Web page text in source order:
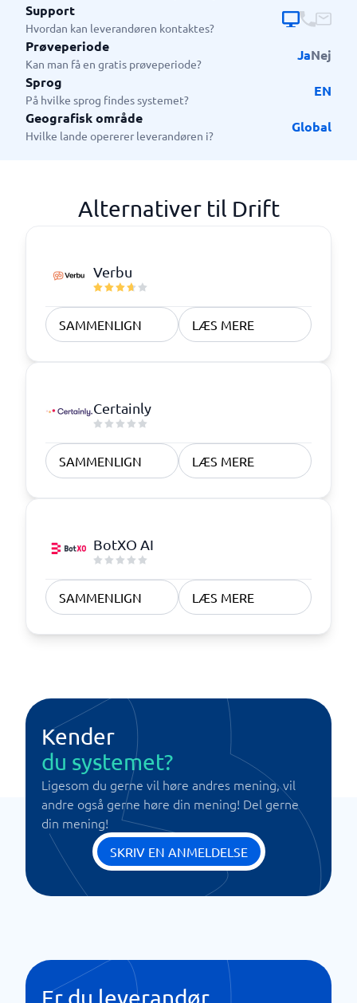
indsats. Drift fungerer godt både for små og
mellemstore virksomheder, der ønsker at skalere
deres salgsindsats, og for større virksomheder, der
ønsker at effektivisere pipeline management og
samarbejde mellem marketing og salg.
Support
Hvordan kan leverandøren kontaktes?
Prøveperiode
Kan man få en gratis prøveperiode?
JaNej
Sprog
På hvilke sprog findes systemet?
EN
Geografisk område
Hvilke lande opererer leverandøren i?
Global
Alternativer til Drift
Verbu
SAMMENLIGN LÆS MERE
Certainly
SAMMENLIGN LÆS MERE
BotXO AI
SAMMENLIGN LÆS MERE
Kender
du systemet?
Ligesom du gerne vil høre andres mening, vil
andre også gerne høre din mening! Del gerne
din mening!
SKRIV EN ANMELDELSE